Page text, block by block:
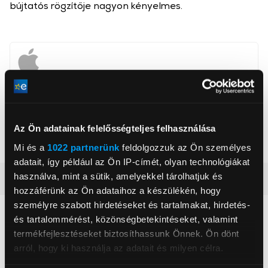
Az Ön adatainak felelősségteljes felhasználása
Mi és a 1022 partnerünk feldolgozzuk az Ön személyes
adatait, így például az Ön IP-címét, olyan technológiákat
használva, mint a sütik, amelyekkel tárolhatjuk és
hozzáférünk az Ön adataihoz a készülékén, hogy
személyre szabott hirdetéseket és tartalmakat, hirdetés-
és tartalommérést, közönségbetekintéseket, valamint
termékfejlesztéseket biztosíthassunk Önnek. Ön dönt
arról, hogy ki használja az adatait és milyen célra.
Apcom Kft
Szín Szürke
bújtatós rögzítője nagyon kényelmes.
Részletes ismertető
Neked ajánljuk